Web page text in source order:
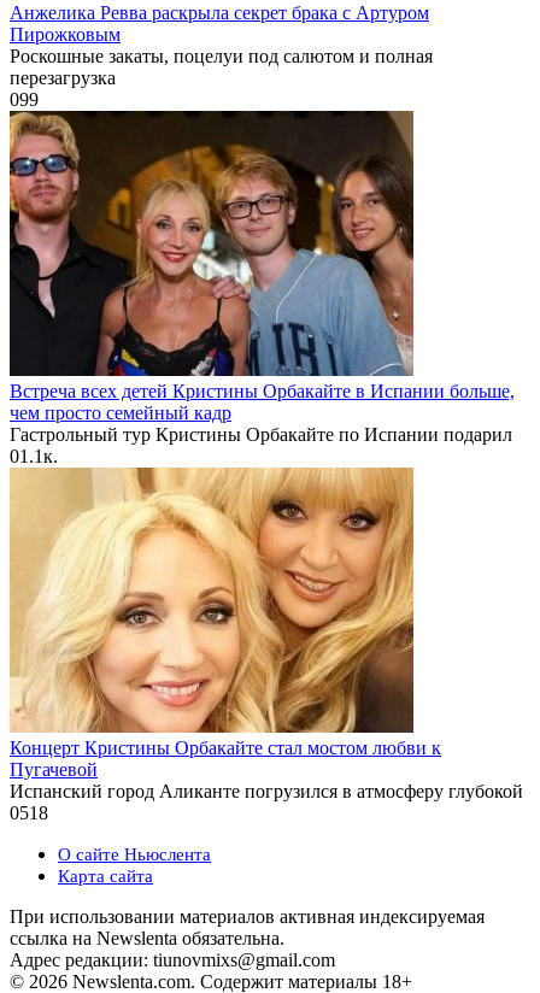
Анжелика Ревва раскрыла секрет брака с Артуром
Пирожковым
Роскошные закаты, поцелуи под салютом и полная
перезагрузка
099
Встреча всех детей Кристины Орбакайте в Испании больше,
чем просто семейный кадр
Гастрольный тур Кристины Орбакайте по Испании подарил
01.1к.
Концерт Кристины Орбакайте стал мостом любви к
Пугачевой
Испанский город Аликанте погрузился в атмосферу глубокой
0518
О сайте Ньюслента
Карта сайта
При использовании материалов активная индексируемая
ссылка на Newslenta обязательна.
Адрес редакции: tiunovmixs@gmail.com
© 2026 Newslenta.com. Содержит материалы 18+